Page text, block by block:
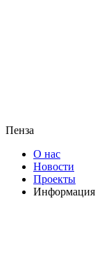
Пенза
О нас
Новости
Проекты
Информация